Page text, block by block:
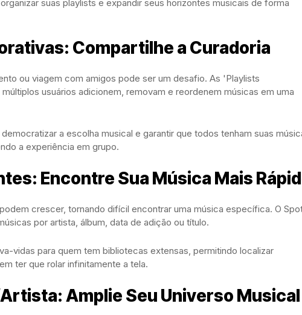
suas playlists e expandir seus horizontes musicais de forma
Compartilhe a Curadoria
ou viagem com amigos pode ser um desafio. As 'Playlists
usuários adicionem, removam e reordenem músicas em uma
a escolha musical e garantir que todos tenham suas
a experiência em grupo.
Encontre Sua Música Mais
crescer, tornando difícil encontrar uma música específica. O
por artista, álbum, data de adição ou título.
vidas para quem tem bibliotecas extensas, permitindo localizar
ter que rolar infinitamente a tela.
Amplie Seu Universo Musical